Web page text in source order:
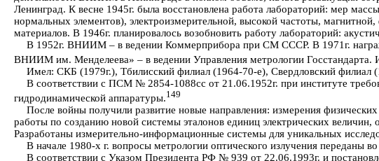
Ленинград. К весне 1945г. была восстановлена работа лабораторий: мер
нормальных элементов), электроизмерительной, высокой частоты,
материалов. В 1946г. планировалось возобновить работу лабораторий:
В 1952г. ВНИИМ – в ведении Коммерприбора при СМ СССР. В 1971г.
ВНИИМ им. Менделеева» – в ведении Управления метрологии Госстандарта.
Имел: СКБ (1979г.), Тбилисский филиал (1964-70-е), Свердловский
В соответствии с ПСМ № 2854-1088сс от 21.06.1952г. при институте
гидродинамической аппаратуры.149
После войны получили развитие новые направления: измерения
работы по созданию новой системы эталонов единиц электрических
Разработаны измерительно-информационные системы для уникальных
В начале 1980-х г. вопросы метрологии оптического излучения
В соответствии с Указом Президента РФ № 939 от 22.06.1993г. и